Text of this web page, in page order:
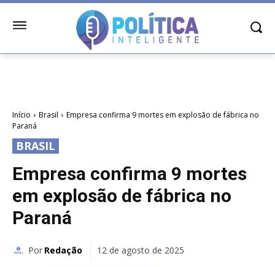
Início Brasil
Empresa confirma 9 mortes em explosão de fábrica no
Paraná
BRASIL
Empresa confirma 9 mortes
em explosão de fábrica no
Paraná
Por Redação 12 de agosto de 2025